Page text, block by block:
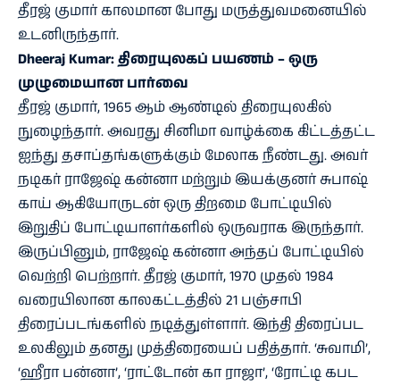
தீரஜ் குமார் காலமான போது மருத்துவமனையில்
உடனிருந்தார்.
Dheeraj Kumar: திரையுலகப் பயணம் – ஒரு
முழுமையான பார்வை
தீரஜ் குமார், 1965 ஆம் ஆண்டில் திரையுலகில்
நுழைந்தார். அவரது சினிமா வாழ்க்கை கிட்டத்தட்ட
ஐந்து தசாப்தங்களுக்கும் மேலாக நீண்டது. அவர்
நடிகர் ராஜேஷ் கன்னா மற்றும் இயக்குனர் சுபாஷ்
காய் ஆகியோருடன் ஒரு திறமை போட்டியில்
இறுதிப் போட்டியாளர்களில் ஒருவராக இருந்தார்.
இருப்பினும், ராஜேஷ் கன்னா அந்தப் போட்டியில்
வெற்றி பெற்றார். தீரஜ் குமார், 1970 முதல் 1984
வரையிலான காலகட்டத்தில் 21 பஞ்சாபி
திரைப்படங்களில் நடித்துள்ளார். இந்தி திரைப்பட
உலகிலும் தனது முத்திரையைப் பதித்தார். ‘சுவாமி’,
‘ஹீரா பன்னா’, ‘ராட்டோன் கா ராஜா’, ‘ரோட்டி கபட